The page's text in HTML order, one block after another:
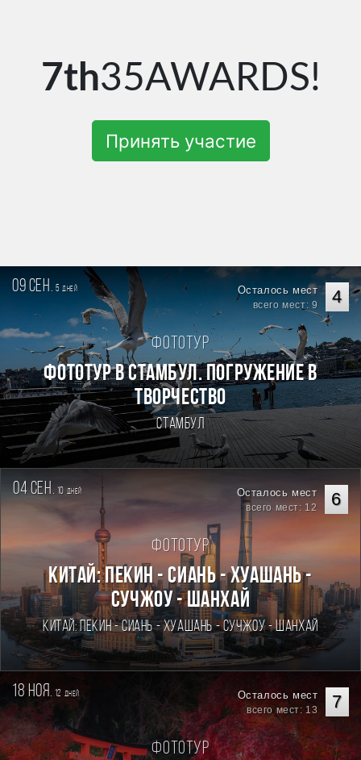
7th35AWARDS!
Принять участие
09 сен. 5дней 4
Осталось мест
всего мест: 9
Фототур
Фототур в Стамбул. Погружение в
творчество
Стамбул
04 сен. 10 дней 6
Осталось мест
всего мест: 12
Фототур
Китай: Пекин - Сиань - Хуашань -
Сучжоу - Шанхай
Китай: Пекин - Сиань - Хуашань - Сучжоу - Шанхай
18 ноя. 12 дней 7
Осталось мест
всего мест: 13
Фототур